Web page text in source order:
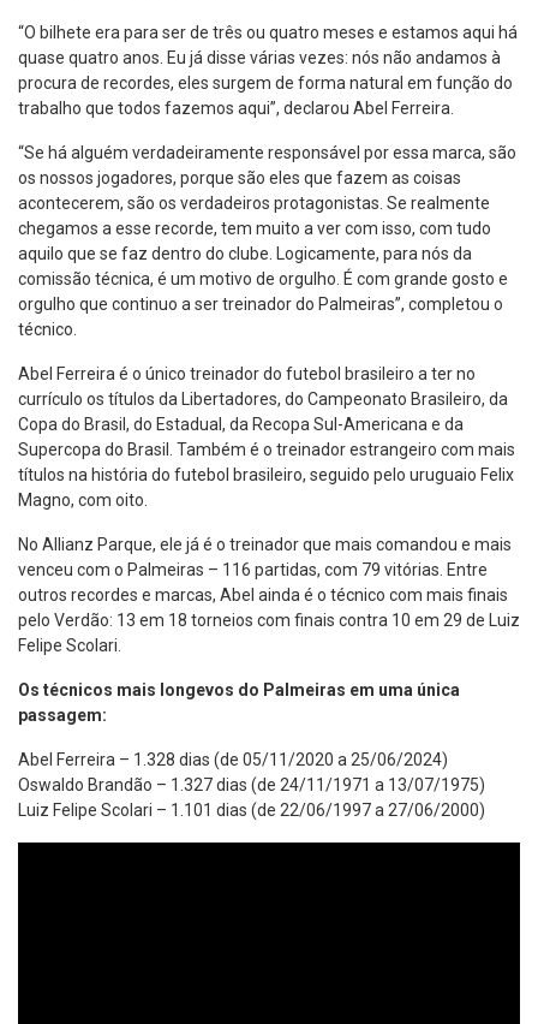
“O bilhete era para ser de três ou quatro meses e estamos aqui há
quase quatro anos. Eu já disse várias vezes: nós não andamos à
procura de recordes, eles surgem de forma natural em função do
trabalho que todos fazemos aqui”, declarou Abel Ferreira.
“Se há alguém verdadeiramente responsável por essa marca, são
os nossos jogadores, porque são eles que fazem as coisas
acontecerem, são os verdadeiros protagonistas. Se realmente
chegamos a esse recorde, tem muito a ver com isso, com tudo
aquilo que se faz dentro do clube. Logicamente, para nós da
comissão técnica, é um motivo de orgulho. É com grande gosto e
orgulho que continuo a ser treinador do Palmeiras”, completou o
técnico.
Abel Ferreira é o único treinador do futebol brasileiro a ter no
currículo os títulos da Libertadores, do Campeonato Brasileiro, da
Copa do Brasil, do Estadual, da Recopa Sul-Americana e da
Supercopa do Brasil. Também é o treinador estrangeiro com mais
títulos na história do futebol brasileiro, seguido pelo uruguaio Felix
Magno, com oito.
No Allianz Parque, ele já é o treinador que mais comandou e mais
venceu com o Palmeiras – 116 partidas, com 79 vitórias. Entre
outros recordes e marcas, Abel ainda é o técnico com mais finais
pelo Verdão: 13 em 18 torneios com finais contra 10 em 29 de Luiz
Felipe Scolari.
Os técnicos mais longevos do Palmeiras em uma única
passagem:
Abel Ferreira – 1.328 dias (de 05/11/2020 a 25/06/2024)
Oswaldo Brandão – 1.327 dias (de 24/11/1971 a 13/07/1975)
Luiz Felipe Scolari – 1.101 dias (de 22/06/1997 a 27/06/2000)